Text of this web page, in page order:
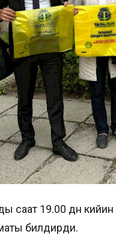
саат 19.00 дөн
билдирди.